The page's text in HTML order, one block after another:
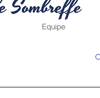
Equipe